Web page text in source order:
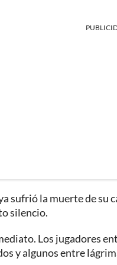
sufrió la muerte de su
silencio.
Los jugadores
y algunos entre